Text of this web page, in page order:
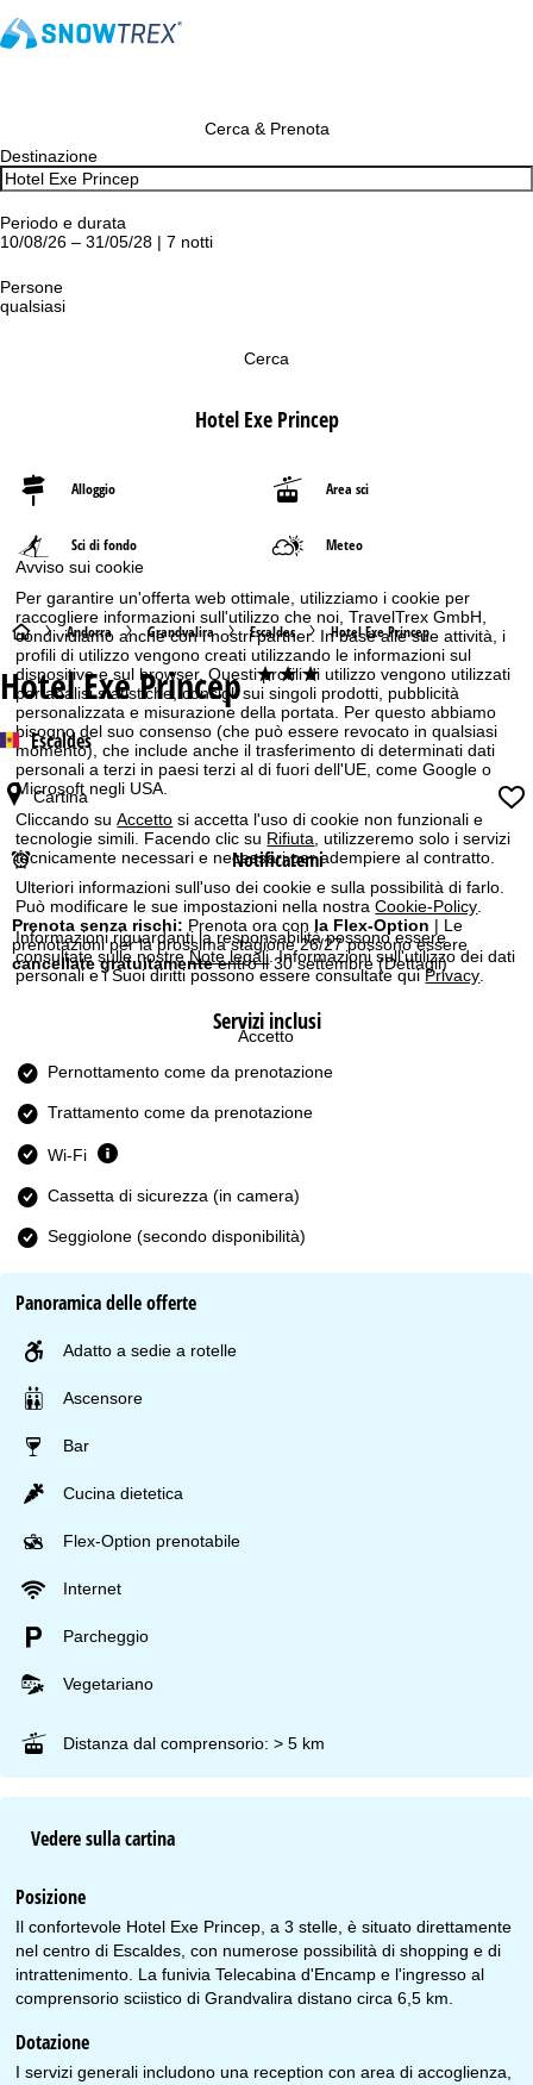
Avviso sui cookie
Per garantire un'offerta web ottimale, utilizziamo i cookie per
raccogliere informazioni sull'utilizzo che noi, TravelTrex GmbH,
condividiamo anche con i nostri partner. In base alle sue attività, i
profili di utilizzo vengono creati utilizzando le informazioni sul
dispositivo e sul browser. Questi profili di utilizzo vengono utilizzati
per analisi statistiche, consigli sui singoli prodotti, pubblicità
personalizzata e misurazione della portata. Per questo abbiamo
bisogno del suo consenso (che può essere revocato in qualsiasi
momento), che include anche il trasferimento di determinati dati
personali a terzi in paesi terzi al di fuori dell'UE, come Google o
Microsoft negli USA.
Cliccando suAccetto si accetta l'uso di cookie non funzionali e
tecnologie simili. Facendo clic su Rifiuta, utilizzeremo solo i servizi
tecnicamente necessari e necessari per adempiere al contratto.
Ulteriori informazioni sull'uso dei cookie e sulla possibilità di farlo.
Può modificare le sue impostazioni nella nostraCookie-Policy
Informazioni riguardanti la responsabilità possono essere
consultate sulle nostreNote legali. Informazioni sull'utilizzo dei dati
personali e i Suoi diritti possono essere consultate quiPrivacy
Accetto
Cerca & Prenota
Destinazione
Periodo e durata
10/08/26 – 31/05/28 | 7 notti
Persone
qualsiasi
Cerca
Hotel Exe Princep
Alloggio Area sci
Sci di fondo Meteo
H
o
m
e
p
g
e
Andorra Grandvalira Escaldes Hotel Exe Princep
Hotel Exe Princep ***
Escaldes
Cartina
Notificatemi
Prenota senza rischi: Prenota ora con la Flex-Option | Le
prenotazioni per la prossima stagione 26/27 possono essere
cancellate gratuitamenteentro il 30 settembre(Dettagli)
Servizi inclusi
Pernottamento come da prenotazione
Trattamento come da prenotazione
Wi-Fi
Cassetta di sicurezza (in camera)
Seggiolone (secondo disponibilità)
Panoramica delle offerte
Adatto a sedie a rotelle
Ascensore
Bar
Cucina dietetica
Flex-Option prenotabile
Internet
Parcheggio
Vegetariano
Distanza dal comprensorio: > 5 km
Vedere sulla cartina
Posizione
Il confortevole Hotel Exe Princep, a 3 stelle, è situato direttamente
nel centro di Escaldes, con numerose possibilità di shopping e di
intrattenimento. La funivia Telecabina d'Encamp e l'ingresso al
comprensorio sciistico di Grandvalira distano circa 6,5 km.
Dotazione
I servizi generali includono una reception con area di accoglienza,